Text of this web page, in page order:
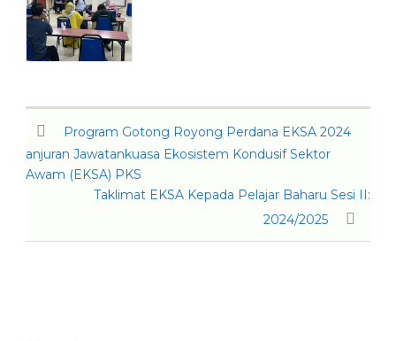
Program Gotong Royong Perdana EKSA 2024
anjuran Jawatankuasa Ekosistem Kondusif Sektor
Awam (EKSA) PKS
Taklimat EKSA Kepada Pelajar Baharu Sesi II:
2024/2025